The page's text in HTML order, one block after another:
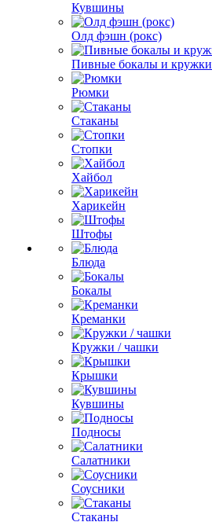
Кувшины
Олд фэшн (рокс)
Пивные бокалы и кружки
Рюмки
Стаканы
Стопки
Хайбол
Харикейн
Штофы
Блюда
Бокалы
Креманки
Кружки / чашки
Крышки
Кувшины
Подносы
Салатники
Соусники
Стаканы